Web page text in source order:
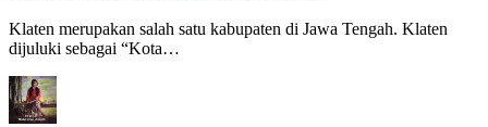
Klaten merupakan salah satu kabupaten di Jawa Tengah. Klaten
dijuluki sebagai “Kota…